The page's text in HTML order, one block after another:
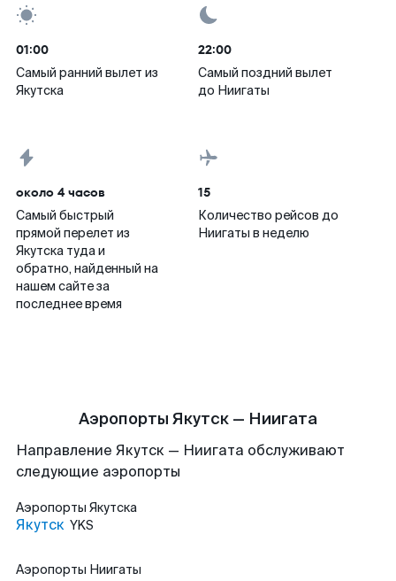
01:00
Самый ранний вылет из
Якутска
22:00
Самый поздний вылет
до Ниигаты
около 4 часов
Самый быстрый
прямой перелет из
Якутска туда и
обратно, найденный на
нашем сайте за
последнее время
15
Количество рейсов до
Ниигаты в неделю
Аэропорты Якутск — Ниигата
Направление Якутск — Ниигата обслуживают
следующие аэропорты
Аэропорты Якутска
Якутск YKS
Аэропорты Ниигаты